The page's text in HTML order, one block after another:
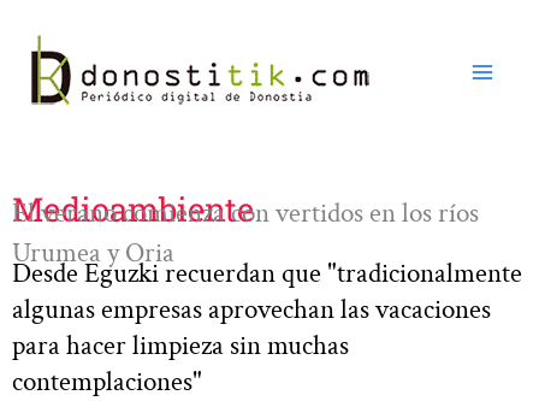
contenido
Medioambiente
El verano comienza con vertidos en los ríos
Urumea y Oria
Desde Eguzki recuerdan que "tradicionalmente
algunas empresas aprovechan las vacaciones
para hacer limpieza sin muchas
contemplaciones"